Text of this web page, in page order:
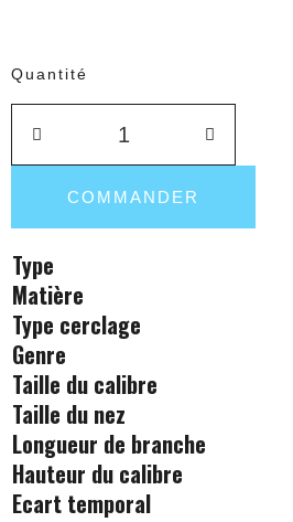
Quantité
COMMANDER
Type
Matière
Type cerclage
Genre
Taille du calibre
Taille du nez
Longueur de branche
Hauteur du calibre
Ecart temporal